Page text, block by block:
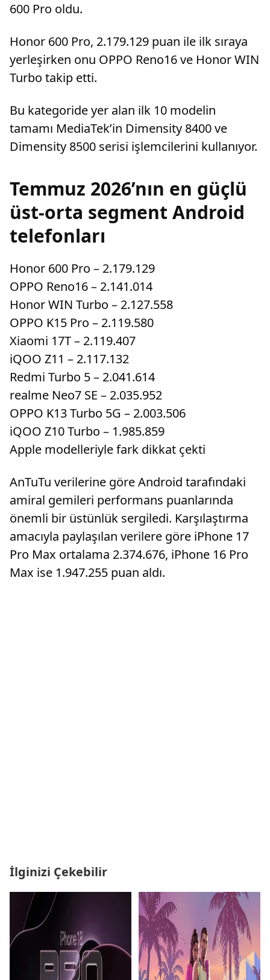
600 Pro oldu.
Honor 600 Pro, 2.179.129 puan ile ilk sıraya
yerleşirken onu OPPO Reno16 ve Honor WIN
Turbo takip etti.
Bu kategoride yer alan ilk 10 modelin
tamamı MediaTek’in Dimensity 8400 ve
Dimensity 8500 serisi işlemcilerini kullanıyor.
Temmuz 2026’nın en güçlü
üst-orta segment Android
telefonları
Honor 600 Pro – 2.179.129
OPPO Reno16 – 2.141.014
Honor WIN Turbo – 2.127.558
OPPO K15 Pro – 2.119.580
Xiaomi 17T – 2.119.407
iQOO Z11 – 2.117.132
Redmi Turbo 5 – 2.041.614
realme Neo7 SE – 2.035.952
OPPO K13 Turbo 5G – 2.003.506
iQOO Z10 Turbo – 1.985.859
Apple modelleriyle fark dikkat çekti
AnTuTu verilerine göre Android tarafındaki
amiral gemileri performans puanlarında
önemli bir üstünlük sergiledi. Karşılaştırma
amacıyla paylaşılan verilere göre iPhone 17
Pro Max ortalama 2.374.676, iPhone 16 Pro
Max ise 1.947.255 puan aldı.
İlginizi Çekebilir